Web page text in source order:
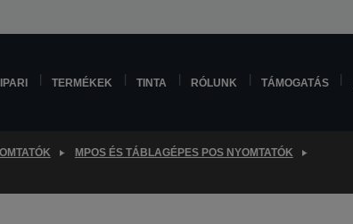
IPARI TERMÉKEK TINTA RÓLUNK TÁMOGATÁS
MPOS ÉS TÁBLAGÉPES POS NYOMTATÓK